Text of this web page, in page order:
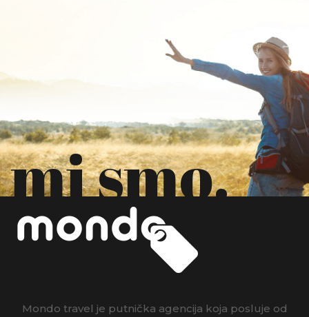
mi smo.
Mondo travel je putnička agencija koja posluje od